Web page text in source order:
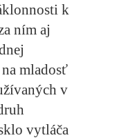
k
ním aj
mladosť
v
vytláča